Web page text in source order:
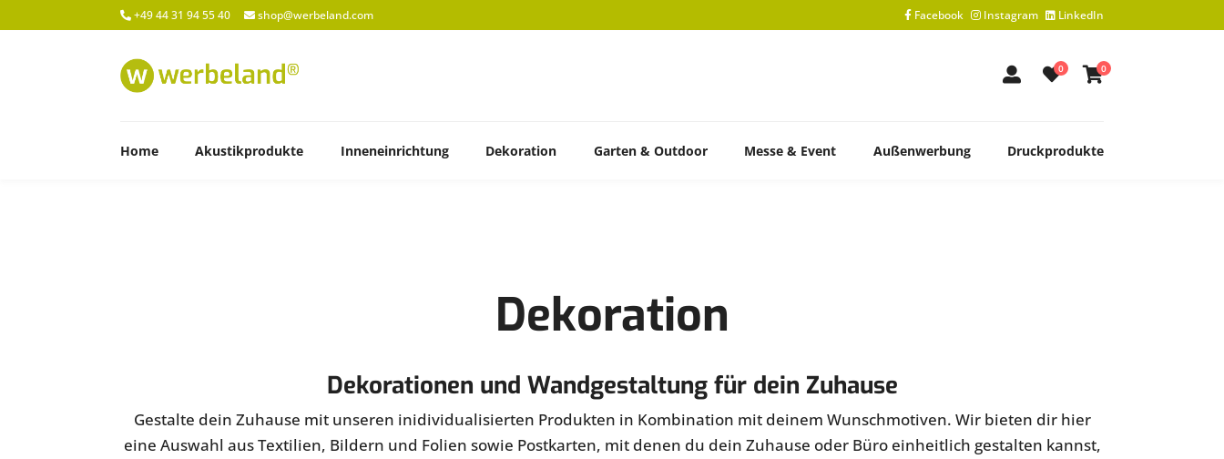
+49 44 31 94 55 40 shop@werbeland.com Facebook Instagram LinkedIn
0 0
Home Akustikprodukte Inneneinrichtung Dekoration Garten & Outdoor Messe & Event Außenwerbung Druckprodukte
Dekoration
Dekorationen und Wandgestaltung für dein Zuhause
Gestalte dein Zuhause mit unseren inidividualisierten Produkten in Kombination mit deinem Wunschmotiven. Wir bieten dir hier
eine Auswahl aus Textilien, Bildern und Folien sowie Postkarten, mit denen du dein Zuhause oder Büro einheitlich gestalten kannst,